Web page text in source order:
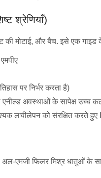
श्रेणियाँ)
की मोटाई, और बैच. इसे एक
पर निर्भर करता है)
एनील्ड अवस्थाओं के सापेक्ष उच्च
लचीलेपन को संरक्षित करते
एमजी फिलर मिश्र धातुओं के